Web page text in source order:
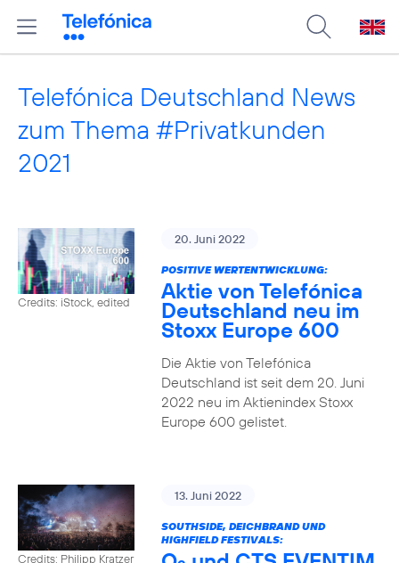
Telefónica Deutschland News
zum Thema #Privatkunden
2021
Credits: iStock, edited
20. Juni 2022
POSITIVE WERTENTWICKLUNG:
Aktie von Telefónica
Deutschland neu im
Stoxx Europe 600
Die Aktie von Telefónica
Deutschland ist seit dem 20. Juni
2022 neu im Aktienindex Stoxx
Europe 600 gelistet.
Credits: Philipp Kratzer
13. Juni 2022
SOUTHSIDE, DEICHBRAND UND
HIGHFIELD FESTIVALS: